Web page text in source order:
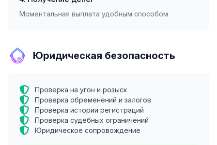
Моментальная выплата удобным способом
Юридическая безопасность
Проверка на угон и розыск
Проверка обременений и залогов
Проверка истории регистраций
Проверка судебных ограничений
Юридическое сопровождение